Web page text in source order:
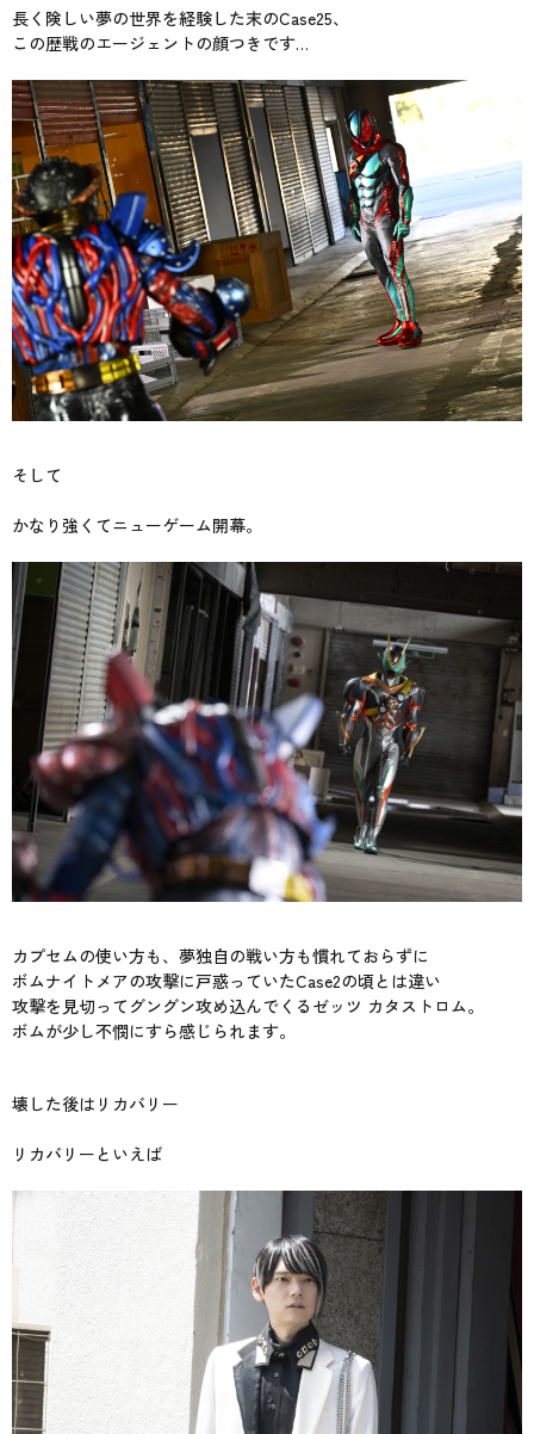
長く険しい夢の世界を経験した末のCase25、
この歴戦のエージェントの顔つきです…
そして
かなり強くてニューゲーム開幕。
カプセムの使い方も、夢独自の戦い方も慣れておらずに
ボムナイトメアの攻撃に戸惑っていたCase2の頃とは違い
攻撃を見切ってグングン攻め込んでくるゼッツ カタストロム。
ボムが少し不憫にすら感じられます。
壊した後はリカバリー
リカバリーといえば